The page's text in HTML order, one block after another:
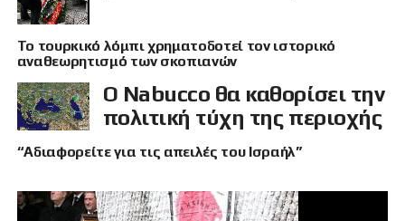
Το τουρκικό λόμπι χρηματοδοτεί τον ιστορικό
αναθεωρητισμό των σκοπιανών
Ο Nabucco θα καθορίσει την
πολιτική τύχη της περιοχής
“Αδιαφορείτε για τις απειλές του Ισραήλ”